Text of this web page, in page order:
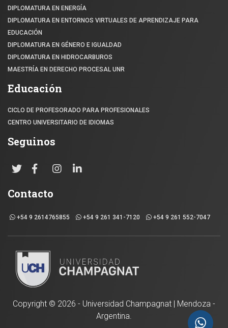
DIPLOMATURA EN ENERGÍA
DIPLOMATURA EN ENTORNOS VIRTUALES DE APRENDIZAJE PARA
EDUCACIÓN
DIPLOMATURA EN GÉNERO E IGUALDAD
DIPLOMATURA EN HIDROCARBUROS
MAESTRÍA EN DERECHO PROCESAL UNR
Educación
CICLO DE PROFESORADO PARA PROFESIONALES
CENTRO UNIVERSITARIO DE IDIOMAS
Seguinos
Contacto
+54 9 2614765855 +54 9 261 341-7120 +54 9 261 552-7047
Copyright © 2026 - Universidad Champagnat | Mendoza -
Argentina.